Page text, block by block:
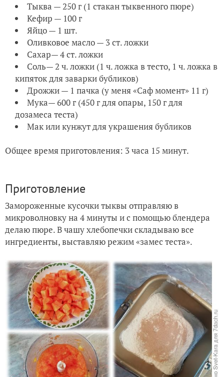
Тыква — 250 г (1 стакан тыквенного пюре)
Кефир — 100 г
Яйцо — 1 шт.
Оливковое масло — 3 ст. ложки
Сахар— 4 ст. ложки
Соль— 2 ч. ложки (1 ч. ложка в тесто, 1 ч. ложка в
кипяток для заварки бубликов)
Дрожжи — 1 пачка (у меня «Саф момент» 11 г)
Мука— 600 г (450 г для опары, 150 г для
дозамеса теста)
Мак или кунжут для украшения бубликов
Общее время приготовления: 3 часа 15 минут.
Приготовление
Замороженные кусочки тыквы отправляю в
микроволновку на 4 минуты и с помощью блендера
делаю пюре. В чашу хлебопечки складываю все
ингредиенты, выставляю режим «замес теста».